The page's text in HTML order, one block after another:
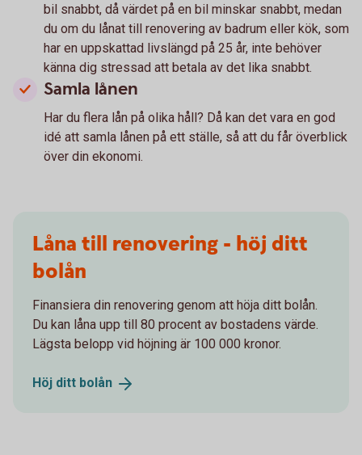
bil snabbt, då värdet på en bil minskar snabbt, medan
du om du lånat till renovering av badrum eller kök, som
har en uppskattad livslängd på 25 år, inte behöver
känna dig stressad att betala av det lika snabbt.
Samla lånen
Har du flera lån på olika håll? Då kan det vara en god
idé att samla lånen på ett ställe, så att du får överblick
över din ekonomi.
Låna till renovering - höj ditt
bolån
Finansiera din renovering genom att höja ditt bolån.
Du kan låna upp till 80 procent av bostadens värde.
Lägsta belopp vid höjning är 100 000 kronor.
Höj ditt bolån